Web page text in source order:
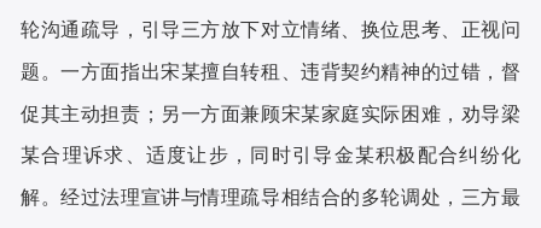
轮沟通疏导，引导三方放下对立情绪、换位思考、正视问
题。一方面指出宋某擅自转租、违背契约精神的过错，督
促其主动担责；另一方面兼顾宋某家庭实际困难，劝导梁
某合理诉求、适度让步，同时引导金某积极配合纠纷化
解。经过法理宣讲与情理疏导相结合的多轮调处，三方最